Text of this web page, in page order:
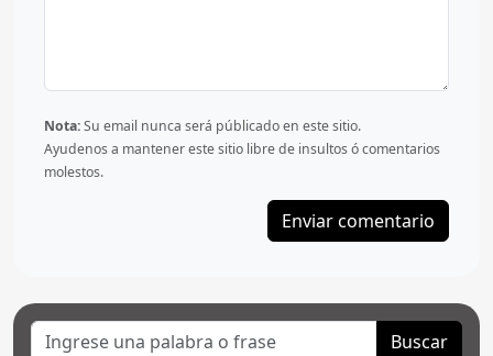
Nota:Su email nunca será públicado en este sitio.
Ayudenos a mantener este sitio libre de insultos ó comentarios
molestos.
Buscar